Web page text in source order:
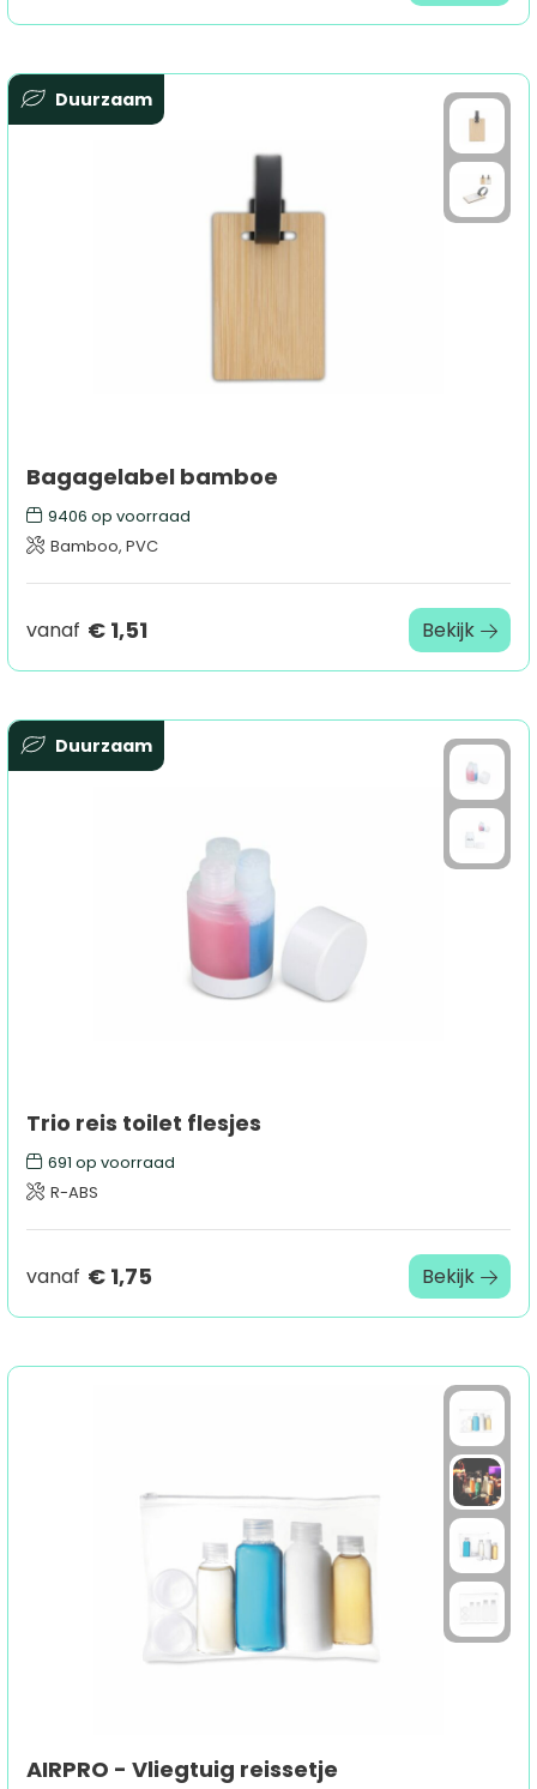
Duurzaam
Bagagelabel bamboe
9406 op voorraad
Bamboo, PVC
vanaf € 1,51 Bekijk
Duurzaam
Trio reis toilet flesjes
691 op voorraad
R-ABS
vanaf € 1,75 Bekijk
AIRPRO - Vliegtuig reissetje